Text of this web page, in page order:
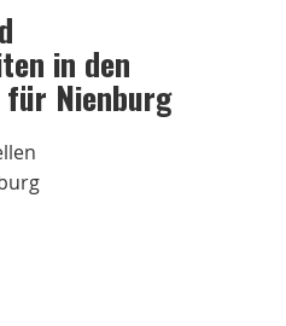
in den
Nienburg